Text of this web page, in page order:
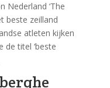
Nederland ‘The
beste zeilland
atleten kijken
de titel ‘beste